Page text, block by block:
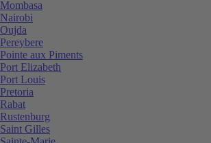
Mombasa
Nairobi
Oujda
Pereybere
Pointe aux Piments
Port Elizabeth
Port Louis
Pretoria
Rabat
Rustenburg
Saint Gilles